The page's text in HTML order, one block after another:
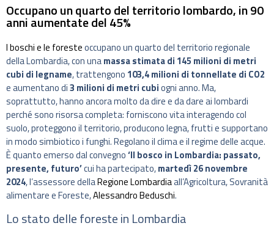
Occupano un quarto del territorio lombardo, in 90
anni aumentate del 45%
I boschi e le foresteoccupano un quarto del territorio regionale
della Lombardia, con unamassa stimata di 145 milioni di metri
cubi di legname, trattengono 103,4 milioni di tonnellate di CO2
e aumentano di3 milioni di metri cubiogni anno. Ma,
soprattutto, hanno ancora molto da dire e da dare ai lombardi
perché sono risorsa completa: forniscono vita interagendo col
suolo, proteggono il territorio, producono legna, frutti e supportano
in modo simbiotico i funghi. Regolano il clima e il regime delle acque.
È quanto emerso dal convegno‘Il bosco in Lombardia: passato,
presente, futuro’cui ha partecipato,martedì 26 novembre
2024, l’assessore dellaRegione Lombardiaall’Agricoltura, Sovranità
alimentare e Foreste,Alessandro Beduschi.
Lo stato delle foreste in Lombardia